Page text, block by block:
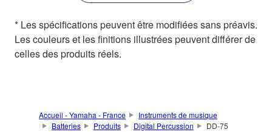
* Les spécifications peuvent être modifiées sans préavis.
Les couleurs et les finitions illustrées peuvent différer de
celles des produits réels.
Accueil - Yamaha - France
Instruments de musique
Batteries
Produits Digital Percussion DD-75